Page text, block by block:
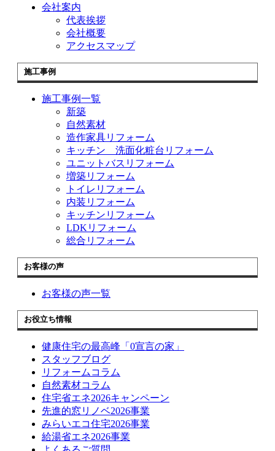
会社案内
代表挨拶
会社概要
アクセスマップ
施工事例
施工事例一覧
新築
自然素材
造作家具リフォーム
キッチン 洗面化粧台リフォーム
ユニットバスリフォーム
増築リフォーム
トイレリフォーム
内装リフォーム
キッチンリフォーム
LDKリフォーム
総合リフォーム
お客様の声
お客様の声一覧
お役立ち情報
健康住宅の最高峰「0宣言の家」
スタッフブログ
リフォームコラム
自然素材コラム
住宅省エネ2026キャンペーン
先進的窓リノベ2026事業
みらいエコ住宅2026事業
給湯省エネ2026事業